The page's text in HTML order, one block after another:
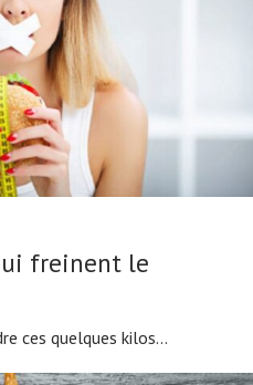
freinent le
ces quelques kilos...